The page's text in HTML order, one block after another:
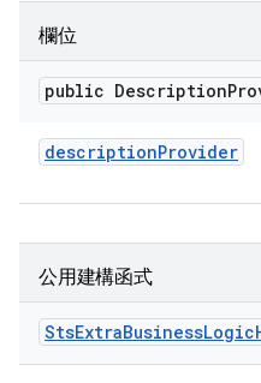
欄位
public Description
descriptionProvider
公用建構函式
StsExtraBusinessLogic